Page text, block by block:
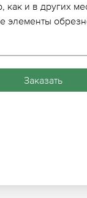
и в других
элементы
Заказать